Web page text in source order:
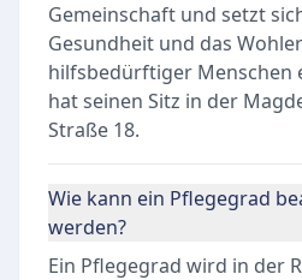
Gemeinschaft und setzt
Gesundheit und das
hilfsbedürftiger Menschen
hat seinen Sitz in der
Straße 18.
Wie kann ein Pflegegrad
werden?
Ein Pflegegrad wird in der